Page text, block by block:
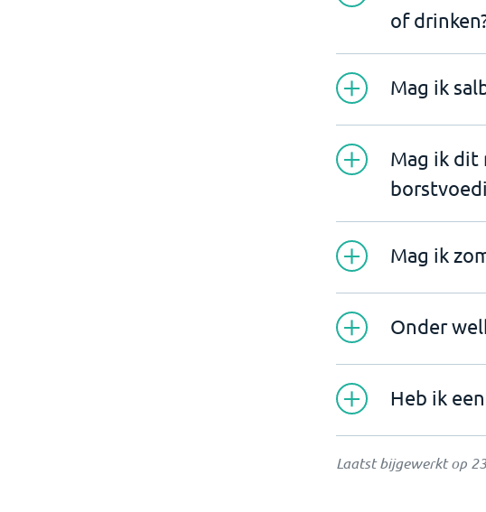
of
Mag ik
Mag ik dit
Mag ik
Onder
Heb ik
Laatst bijgewerkt op